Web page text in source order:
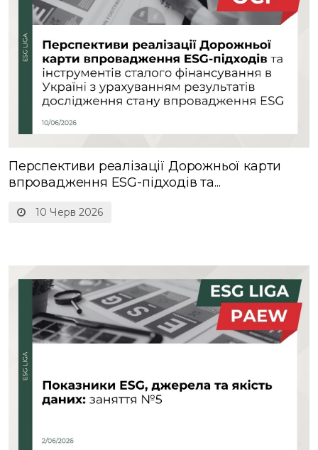
10 Черв 2026
Перспективи реалізації Дорожньої карти
впровадження ESG-підходів та...